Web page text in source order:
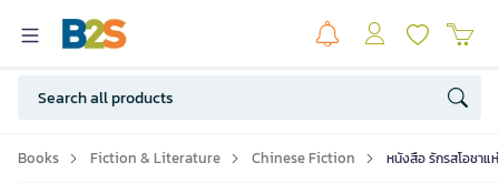
Books Fiction & Literature Chinese Fiction หนังสือ รักรสโอชาแ